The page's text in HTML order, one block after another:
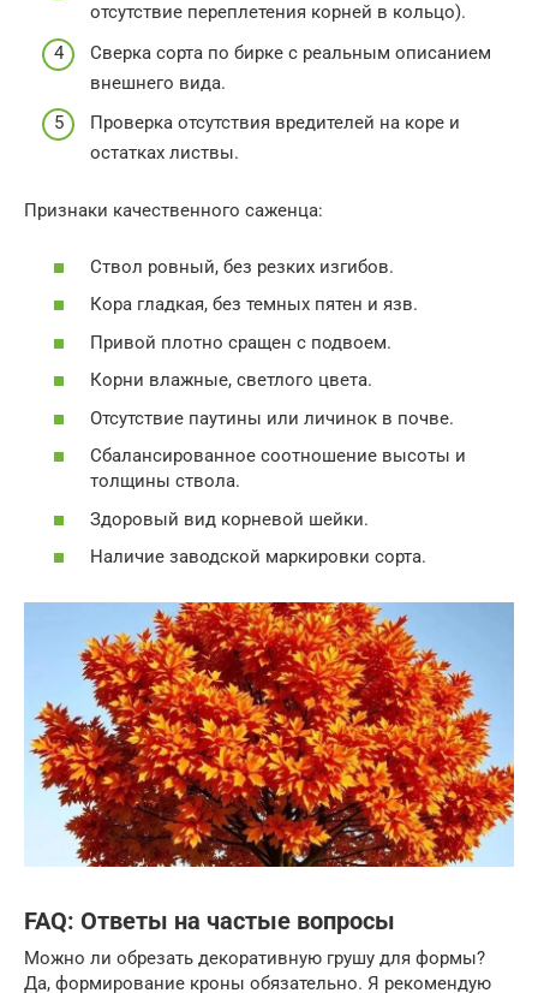
отсутствие переплетения корней в кольцо).
Сверка сорта по бирке с реальным описанием
внешнего вида.
Проверка отсутствия вредителей на коре и
остатках листвы.
Признаки качественного саженца:
Ствол ровный, без резких изгибов.
Кора гладкая, без темных пятен и язв.
Привой плотно сращен с подвоем.
Корни влажные, светлого цвета.
Отсутствие паутины или личинок в почве.
Сбалансированное соотношение высоты и
толщины ствола.
Здоровый вид корневой шейки.
Наличие заводской маркировки сорта.
FAQ: Ответы на частые вопросы
Можно ли обрезать декоративную грушу для формы?
Да, формирование кроны обязательно. Я рекомендую